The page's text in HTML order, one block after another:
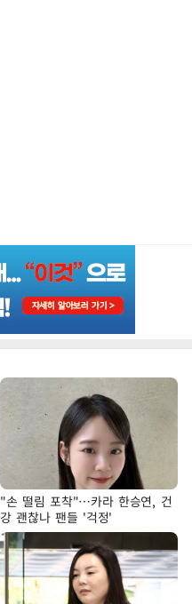
"손 떨림 포착"…카라 한승연, 건
강 괜찮나 팬들 '걱정'